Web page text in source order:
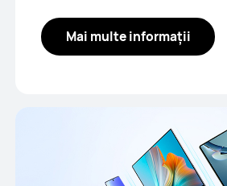
Mai multe informații